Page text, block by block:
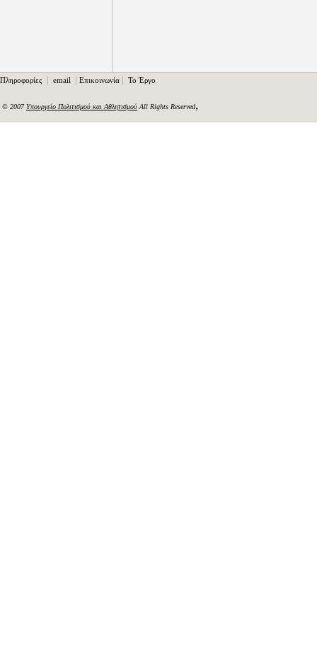
Πληροφορίες | email | Επικοινωνία | Το Έργο
© 2007Υπουργείο Πολιτισμού και Αθλητισμού All Rights Reserved,